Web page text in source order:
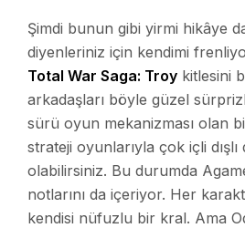
Şimdi bunun gibi yirmi hikâye
diyenleriniz için kendimi
Total War Saga: Troy kitlesini
arkadaşları böyle güzel
sürü oyun mekanizması olan
strateji oyunlarıyla çok içli
olabilirsiniz. Bu durumda
notlarını da içeriyor. Her
kendisi nüfuzlu bir kral. Ama